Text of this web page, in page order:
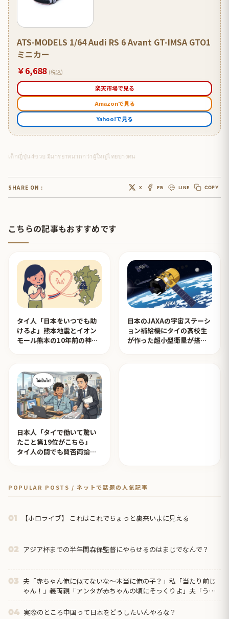
ATS-MODELS 1/64 Audi RS 6 Avant GT-IMSA GTO1
ミニカー
￥6,688 (税込)
楽天市場で見る
Amazonで見る
Yahoo!で見る
เด็กญี่ปุ่น4ขวบ มีมารยาทมากกว่าผู้ใหญ่ไทยบางคน
SHARE ON : X FB LINE COPY
こちらの記事もおすすめです
タイ人「日本をいつでも助
けるよ」熊本地震とイオン
モール熊本の10年前の神対
日本のJAXAの宇宙ステーシ
ョン補給機にタイの高校生
が作った超小型衛星が搭載
日本人「タイで働いて驚い
たこと第19位がこちら」
タイ人の間でも賛否両論
POPULAR POSTS / ネットで話題の人気記事
01 【ホロライブ】 これはこれでちょっと裏来いよに見える
02 アジア杯までの半年間森保監督にやらせるのはまじでなんで？
03 夫「赤ちゃん俺に似てないな～本当に俺の子？」私「当たり前じ
ゃん！」義両親「アンタが赤ちゃんの頃にそっくりよ」夫「うー
04 実際のところ中国って日本をどうしたいんやろな？